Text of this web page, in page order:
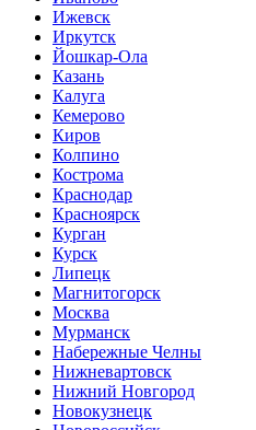
Ижевск
Иркутск
Йошкар-Ола
Казань
Калуга
Кемерово
Киров
Колпино
Кострома
Краснодар
Красноярск
Курган
Курск
Липецк
Магнитогорск
Москва
Мурманск
Набережные Челны
Нижневартовск
Нижний Новгород
Новокузнецк